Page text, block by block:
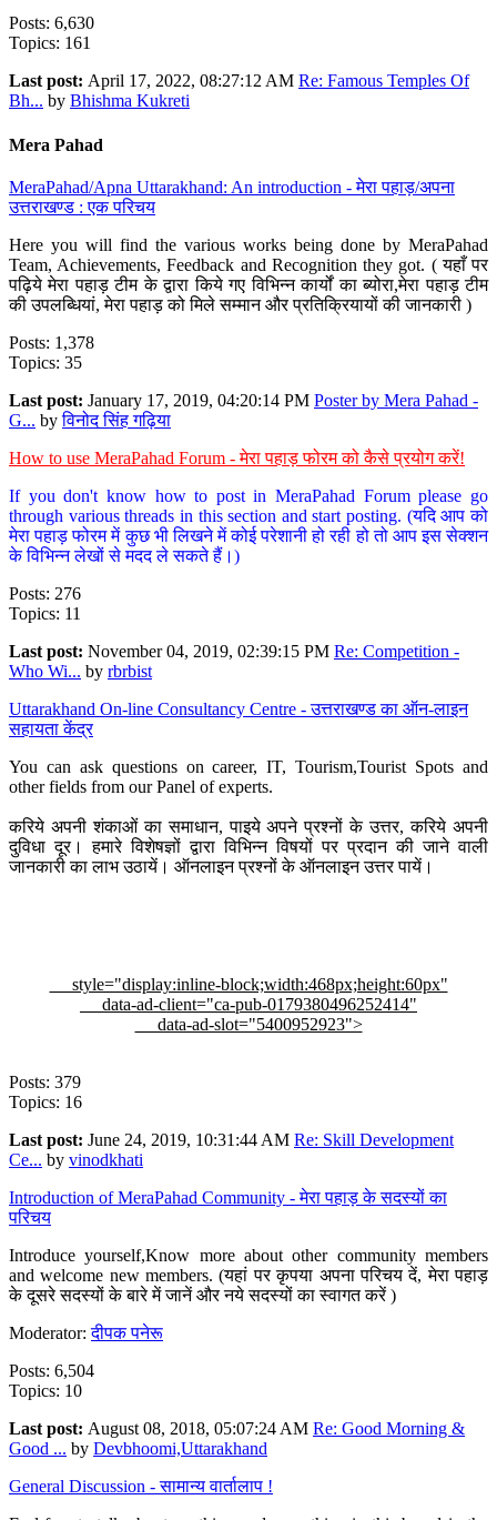
Posts: 6,630
Topics: 161
Last post: April 17, 2022, 08:27:12 AM Re: Famous Temples Of
Bh... by Bhishma Kukreti
Mera Pahad
MeraPahad/Apna Uttarakhand: An introduction - मेरा पहाड़/अपना
उत्तराखण्ड : एक परिचय
Here you will find the various works being done by MeraPahad
Team, Achievements, Feedback and Recognition they got. ( यहाँ पर
पढ़िये मेरा पहाड़ टीम के द्वारा किये गए विभिन्न कार्यों का ब्योरा,मेरा पहाड़ टीम
की उपलब्धियां, मेरा पहाड़ को मिले सम्मान और प्रतिक्रियायों की जानकारी )
Posts: 1,378
Topics: 35
Last post: January 17, 2019, 04:20:14 PM Poster by Mera Pahad -
G... byविनोद सिंह गढ़िया
How to use MeraPahad Forum - मेरा पहाड़ फोरम को कैसे प्रयोग करें!
If you don't know how to post in MeraPahad Forum please go
through various threads in this section and start posting. (यदि आप को
मेरा पहाड़ फोरम में कुछ भी लिखने में कोई परेशानी हो रही हो तो आप इस सेक्शन
के विभिन्न लेखों से मदद ले सकते हैं।)
Posts: 276
Topics: 11
Last post: November 04, 2019, 02:39:15 PM Re: Competition -
Who Wi... by rbrbist
Uttarakhand On-line Consultancy Centre - उत्तराखण्ड का ऑन-लाइन
सहायता केंद्र
You can ask questions on career, IT, Tourism,Tourist Spots and
other fields from our Panel of experts.
करिये अपनी शंकाओं का समाधान, पाइये अपने प्रश्नों के उत्तर, करिये अपनी
दुविधा दूर। हमारे विशेषज्ञों द्वारा विभिन्न विषयों पर प्रदान की जाने वाली
जानकारी का लाभ उठायें। ऑनलाइन प्रश्नों के ऑनलाइन उत्तर पायें।
style="display:inline-block;width:468px;height:60px"
data-ad-client="ca-pub-0179380496252414"
data-ad-slot="5400952923">
Posts: 379
Topics: 16
Last post: June 24, 2019, 10:31:44 AM Re: Skill Development
Ce... by vinodkhati
Introduction of MeraPahad Community - मेरा पहाड़ के सदस्यों का
परिचय
Introduce yourself,Know more about other community members
and welcome new members. (यहां पर कृपया अपना परिचय दें, मेरा पहाड़
के दूसरे सदस्यों के बारे में जानें और नये सदस्यों का स्वागत करें )
Moderator:दीपक पनेरू
Posts: 6,504
Topics: 10
Last post: August 08, 2018, 05:07:24 AM Re: Good Morning &
Good ... by Devbhoomi,Uttarakhand
General Discussion - सामान्य वार्तालाप !